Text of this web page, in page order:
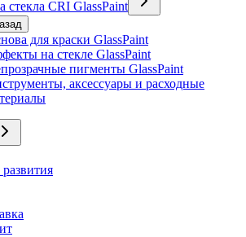
стекла CRI GlassPaint
для краски GlassPaint
на стекле GlassPaint
пигменты GlassPaint
аксессуары и расходные